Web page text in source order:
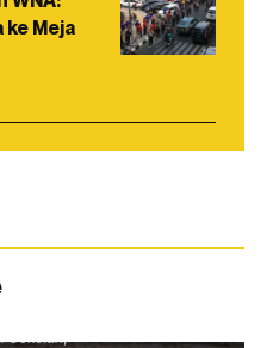
ke Meja